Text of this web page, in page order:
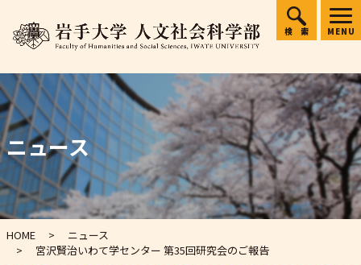
検索 MENU
ニュース
HOME
ニュース
宮沢賢治いわて学センター 第35回研究会のご報告